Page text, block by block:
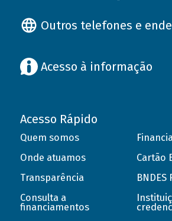
Outros telefones e
Acesso à informação
Acesso Rápido
Quem somos
Onde atuamos
Transparência
Consulta a
financiamentos
Cartão
BNDES